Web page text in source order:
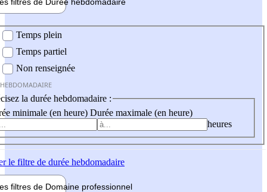
Temps plein
Temps partiel
Non renseignée
la durée hebdomadaire :
minimale (en heure) Durée maximale (en heure)
heures
le filtre de durée hebdomadaire
filtres de Domaine professionnel